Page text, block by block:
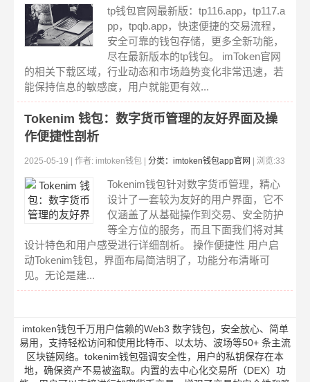
308
tp钱包官网最新版：tp116.app，tp117.a
pp，tpqb.app，快速便捷的交易流程，
安全可靠的钱包存储，更多全新功能，
尽在最新版本的tp钱包。 imToken官网
的相关下载区域，行业动态和市场趋势变化非常迅速，若
能保持信息的敏感度，用户就能更有效...
Tokenim 钱包：数字货币管理的友好界面及操
作便捷性剖析
2025-05-19 | 作者: imtoken钱包 | 分类：imtoken钱包app官网 | 浏览:33
2
Tokenim钱包针对数字货币管理，精心
设计了一套较为友好的用户界面，它不
仅涵盖了从基础操作到交易、安全防护
等全方位的服务，而且下面我们将对其
设计特色和用户感受进行详细剖析。 操作便捷性 用户启
动Tokenim钱包，界面布局简洁明了，功能分布清晰可
见。无论是建...
imtoken钱包千万用户信赖的Web3 数字钱包，安全放心、简单
易用，支持轻松访问和使用比特币、以太坊、波场等50+ 条主流
区块链网络。tokenim钱包强调安全性，用户的私钥保存在本
地，确保资产不易被盗取。内置的去中心化交易所（DEX）功